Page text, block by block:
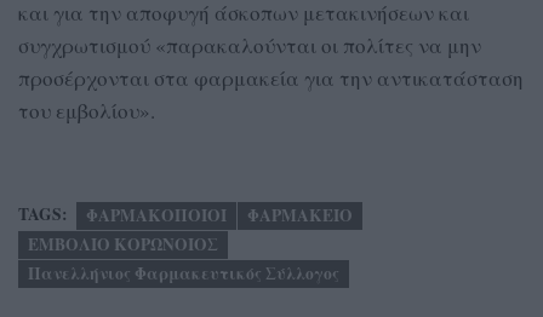
και για την αποφυγή άσκοπων μετακινήσεων και
συγχρωτισμού «παρακαλούνται οι πολίτες να μην
προσέρχονται στα φαρμακεία για την αντικατάσταση
του εμβολίου».
TAGS: ΦΑΡΜΑΚΟΠΟΙΟΙ
ΦΑΡΜΑΚΕΙΟ
ΕΜΒΟΛΙΟ ΚΟΡΩΝΟΙΟΣ
Πανελλήνιος Φαρμακευτικός Σύλλογος